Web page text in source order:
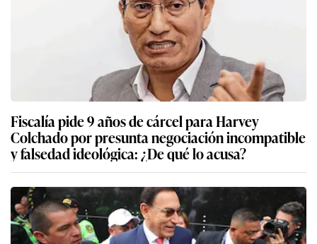
Fiscalía pide 9 años de cárcel para Harvey
Colchado por presunta negociación incompatible
y falsedad ideológica: ¿De qué lo acusa?